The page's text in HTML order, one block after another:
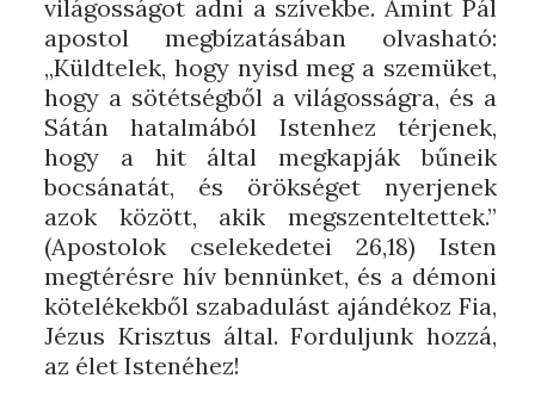
világosságot adni a szívekbe. Amint Pál
apostol megbízatásában olvasható:
„Küldtelek, hogy nyisd meg a szemüket,
hogy a sötétségből a világosságra, és a
Sátán hatalmából Istenhez térjenek,
hogy a hit által megkapják bűneik
bocsánatát, és örökséget nyerjenek
azok között, akik megszenteltettek.”
(Apostolok cselekedetei 26,18) Isten
megtérésre hív bennünket, és a démoni
kötelékekből szabadulást ajándékoz Fia,
Jézus Krisztus által. Forduljunk hozzá,
az élet Istenéhez!